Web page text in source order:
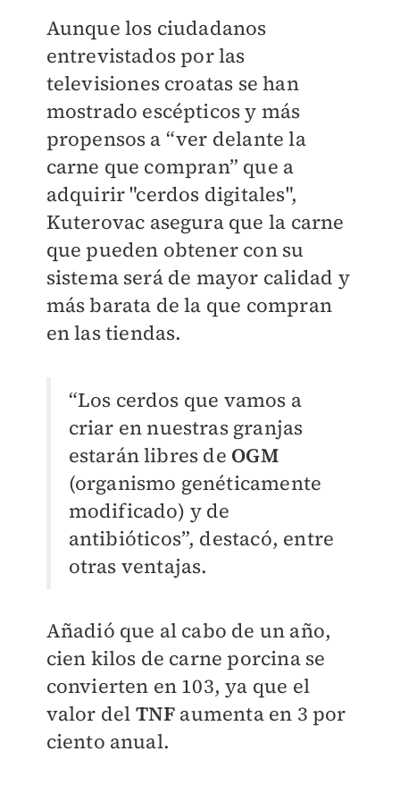
Aunque los ciudadanos
entrevistados por las
televisiones croatas se han
mostrado escépticos y más
propensos a “ver delante la
carne que compran” que a
adquirir "cerdos digitales",
Kuterovac asegura que la carne
que pueden obtener con su
sistema será de mayor calidad y
más barata de la que compran
en las tiendas.
“Los cerdos que vamos a
criar en nuestras granjas
estarán libres de OGM
(organismo genéticamente
modificado) y de
antibióticos”, destacó, entre
otras ventajas.
Añadió que al cabo de un año,
cien kilos de carne porcina se
convierten en 103, ya que el
valor del TNF aumenta en 3 por
ciento anual.